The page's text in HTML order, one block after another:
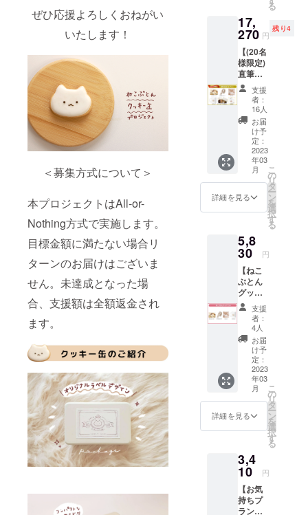
ぜひ応援よろしくおねがい
いたします！
＜募集方式について＞
本プロジェクトはAll-or-
Nothing方式で実施します。
目標金額に満たない場合リ
ターンのお届けはございま
せん。未達成となった場
合、支援額は全額返金され
ます。
※ ご質問に
よってはお
応えできか
ねる場合も
ございま
す。
◾️ プライバ
シー
お問い合わ
しては、プ
ポリシーに
準じて管理
させていた
だきます。
カチ ・
マグ
カップ
・クッ
キー缶
（クッ
キー説
明書付
き） ※4
月発送
となり
ます。
画像は
イメー
ジで
す。 金
額には
料770円
を含ん
でおり
ます
る
17,
270 円
残り4
【(20名
様限定)
直筆色
紙付き
プラ
ン】 ・
サン
キュー
レター
・マス
キング
テープ
・ハン
カチ ・
マグ
カップ
キー缶
（クッ
キー説
明書付
き） ・
直筆色
紙 ●必
ず備考
欄に、
色紙に
入れる
宛名を
ご記入
くださ
い。 ●
宛名の
必要が
とご記
入くだ
さい。
●恐縮で
すが、
支援
者：
16人
お届
け予
定：
2023
年03
月
詳細を見る
こ
の
リ
タ
ー
ン
を
選
択
す
る
5,8
30 円
【ねこ
ぶとん
グッズ
プラ
ン】 ・
サン
キュー
レター
・マス
キング
テープ
・ハン
カチ ・
マグ
カップ
画像は
ジで
す。 金
額には
消費税
（10%
）と送
支援
者：
4人
お届
け予
定：
2023
年03
月
詳細を見る
こ
の
リ
タ
ー
ン
を
選
択
す
る
3,4
10 円
【お気
持ちプ
ラン】